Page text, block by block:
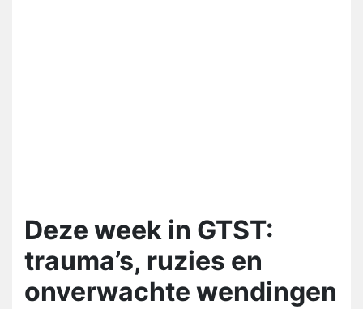
Deze week in GTST:
trauma’s, ruzies en
onverwachte wendingen